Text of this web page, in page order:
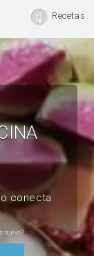
Recetas
conecta
nuevo?